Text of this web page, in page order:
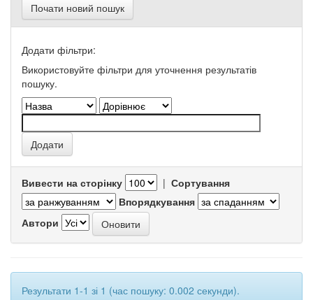
Почати новий пошук
Додати фільтри:
Використовуйте фільтри для уточнення результатів
пошуку.
Вивести на сторінку | Сортування
Впорядкування
Автори
Результати 1-1 зі 1 (час пошуку: 0.002 секунди).